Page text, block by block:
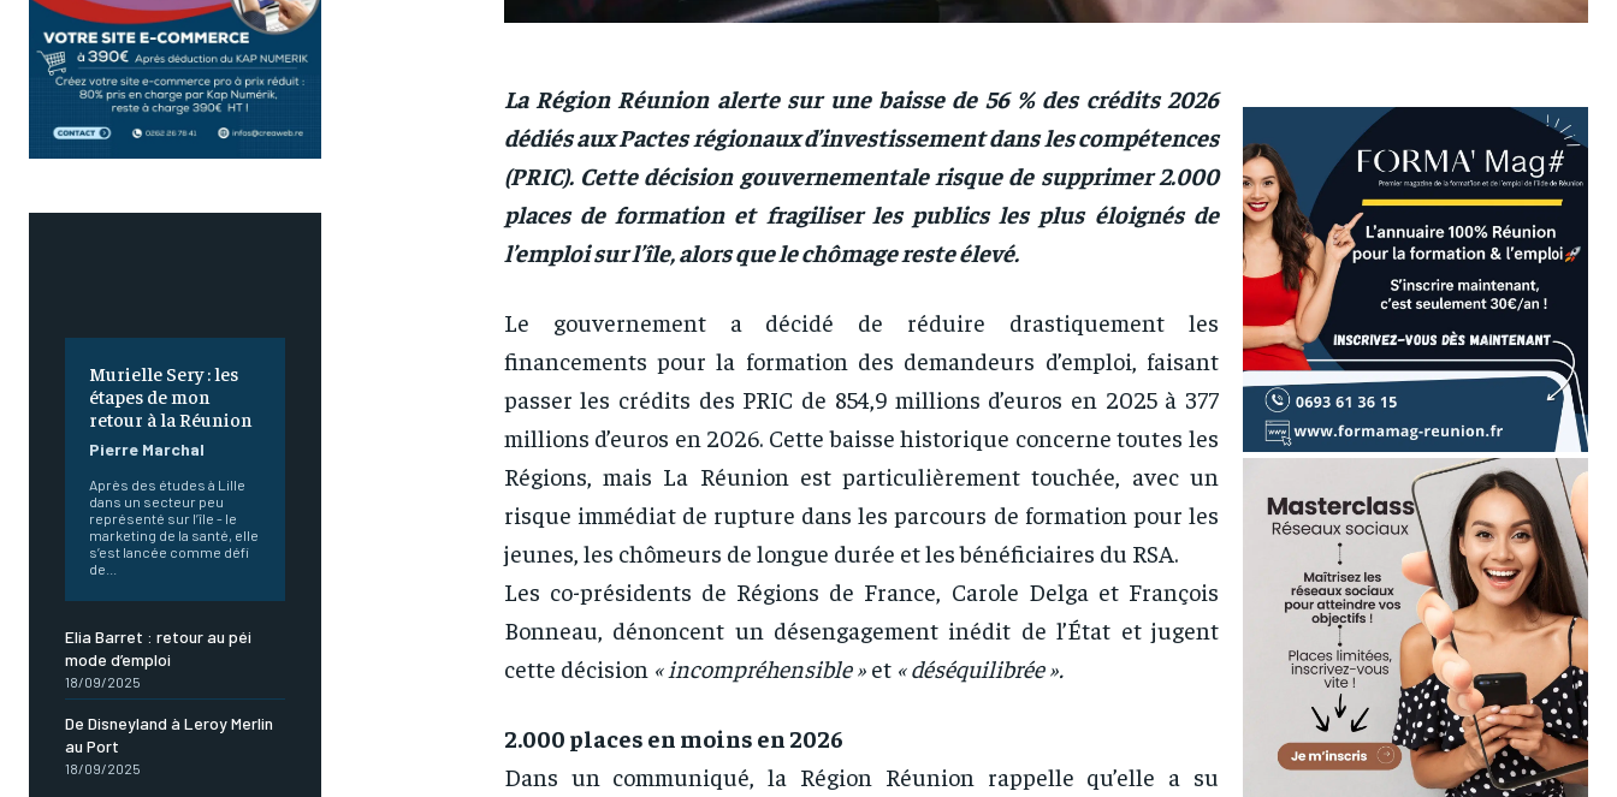
Murielle Sery : les
étapes de mon
retour à la Réunion
Pierre Marchal
Après des études à Lille
dans un secteur peu
représenté sur l’île - le
marketing de la santé, elle
s’est lancée comme défi
de...
Elia Barret : retour au péi
mode d’emploi
18/09/2025
De Disneyland à Leroy Merlin
au Port
18/09/2025
La Région Réunion alerte sur une baisse de 56 % des crédits 2026
dédiés aux Pactes régionaux d’investissement dans les compétences
(PRIC). Cette décision gouvernementale risque de supprimer 2.000
places de formation et fragiliser les publics les plus éloignés de
l’emploi sur l’île, alors que le chômage reste élevé.
Le gouvernement a décidé de réduire drastiquement les
financements pour la formation des demandeurs d’emploi, faisant
passer les crédits des PRIC de 854,9 millions d’euros en 2025 à 377
millions d’euros en 2026. Cette baisse historique concerne toutes les
Régions, mais La Réunion est particulièrement touchée, avec un
risque immédiat de rupture dans les parcours de formation pour les
jeunes, les chômeurs de longue durée et les bénéficiaires du RSA.
Les co-présidents de Régions de France, Carole Delga et François
Bonneau, dénoncent un désengagement inédit de l’État et jugent
cette décision « incompréhensible »et « déséquilibrée ».
2.000 places en moins en 2026
Dans un communiqué, la Région Réunion rappelle qu’elle a su